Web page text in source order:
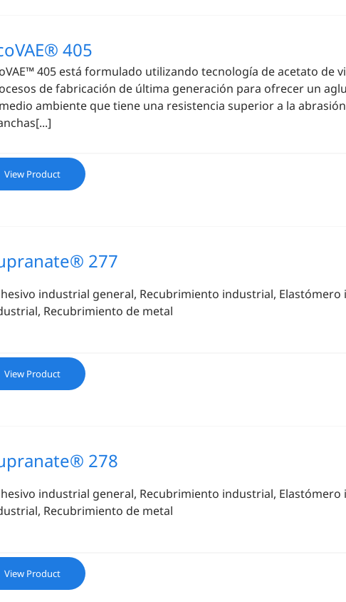
405
405 está formulado utilizando tecnología de acetato de
de fabricación de última generación para ofrecer un
ambiente que tiene una resistencia superior a la
View Product
277
industrial general, Recubrimiento industrial, Elastómero
Recubrimiento de metal
View Product
278
industrial general, Recubrimiento industrial, Elastómero
Recubrimiento de metal
View Product